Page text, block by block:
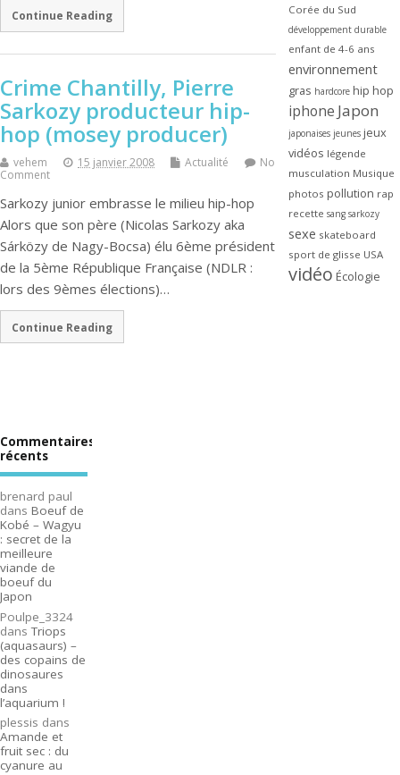
Continue Reading
Crime Chantilly, Pierre
Sarkozy producteur hip-
hop (mosey producer)
vehem 15 janvier 2008 Actualité
No
Comment
Sarkozy junior embrasse le milieu hip-hop
Alors que son père (Nicolas Sarkozy aka
Sárközy de Nagy-Bocsa) élu 6ème président
de la 5ème République Française (NDLR :
lors des 9èmes élections)…
Continue Reading
Corée du Sud
développement durable
enfant de 4-6 ans
environnement
gras hardcore hip hop
iphone Japon
japonaises jeunes jeux
vidéos légende
musculation Musique
photos pollution rap
recette sang sarkozy
sexe skateboard
sport de glisse USA
vidéo Écologie
Commentaires
récents
brenard paul
dans Boeuf de
Kobé – Wagyu
: secret de la
meilleure
viande de
boeuf du
Japon
Poulpe_3324
dansTriops
(aquasaurs) –
des copains de
dinosaures
dans
l’aquarium !
plessis dans
Amande et
fruit sec : du
cyanure au